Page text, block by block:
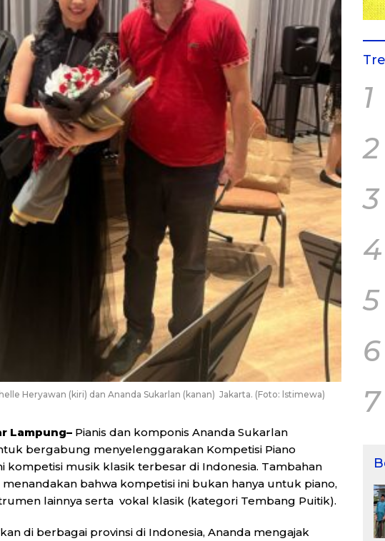
Heryawan (kiri) dan Ananda Sukarlan (kanan) Jakarta. (Foto: lstimewa)
Lampung– Pianis dan komponis Ananda Sukarlan
bergabung menyelenggarakan Kompetisi Piano
kompetisi musik klasik terbesar di Indonesia. Tambahan
menandakan bahwa kompetisi ini bukan hanya untuk piano,
lainnya serta vokal klasik (kategori Tembang Puitik).
di berbagai provinsi di Indonesia, Ananda mengajak
1
2
3
4
5
6
7